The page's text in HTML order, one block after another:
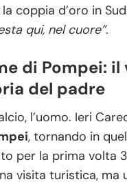
coppia d’oro in
qui, nel cuore”.
di Pompei: il
del padre
l’uomo. Ieri
, tornando in
per la prima volta
visita turistica, ma